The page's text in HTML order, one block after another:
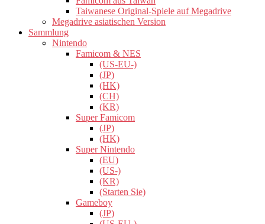
Taiwanese Original-Spiele auf Megadrive
Megadrive asiatischen Version
Sammlung
Nintendo
Famicom & NES
(US-EU-)
(JP)
(HK)
(CH)
(KR)
Super Famicom
(JP)
(HK)
Super Nintendo
(EU)
(US-)
(KR)
(Starten Sie)
Gameboy
(JP)